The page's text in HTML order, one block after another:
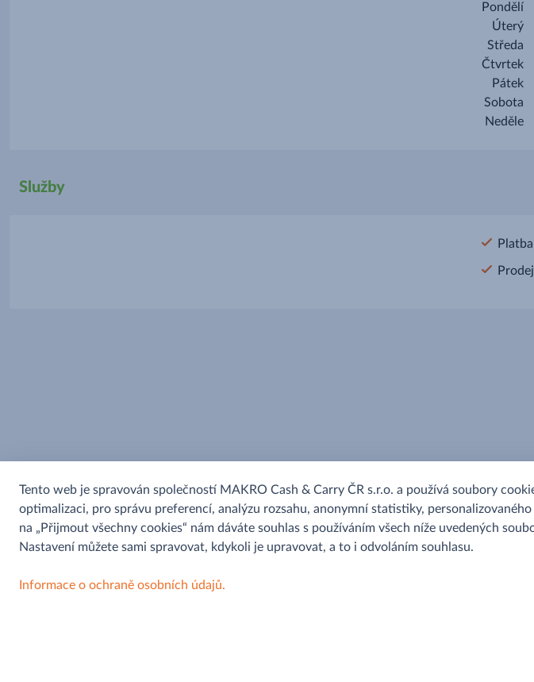
Pondělí
Úterý
Středa
Čtvrtek
Pátek
Sobota
Neděle
Služby
Tento web je spravován společností MAKRO Cash & Carry ČR s.r.o. a používá soubory
optimalizaci, pro správu preferencí, analýzu rozsahu, anonymní statistiky,
na „Přijmout všechny cookies“ nám dáváte souhlas s používáním všech níže uvedených
Nastavení můžete sami spravovat, kdykoli je upravovat, a to i odvoláním souhlasu.
Informace o ochraně osobních údajů.